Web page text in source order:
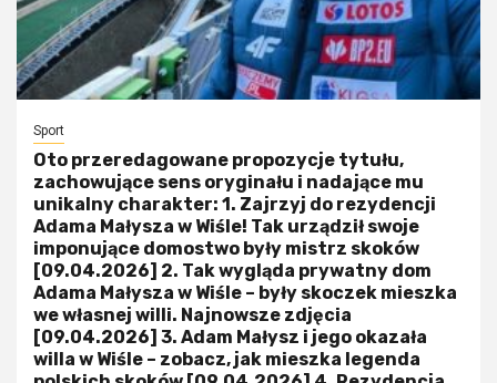
Sport
Oto przeredagowane propozycje tytułu,
zachowujące sens oryginału i nadające mu
unikalny charakter: 1. Zajrzyj do rezydencji
Adama Małysza w Wiśle! Tak urządził swoje
imponujące domostwo były mistrz skoków
[09.04.2026] 2. Tak wygląda prywatny dom
Adama Małysza w Wiśle – były skoczek mieszka
we własnej willi. Najnowsze zdjęcia
[09.04.2026] 3. Adam Małysz i jego okazała
willa w Wiśle – zobacz, jak mieszka legenda